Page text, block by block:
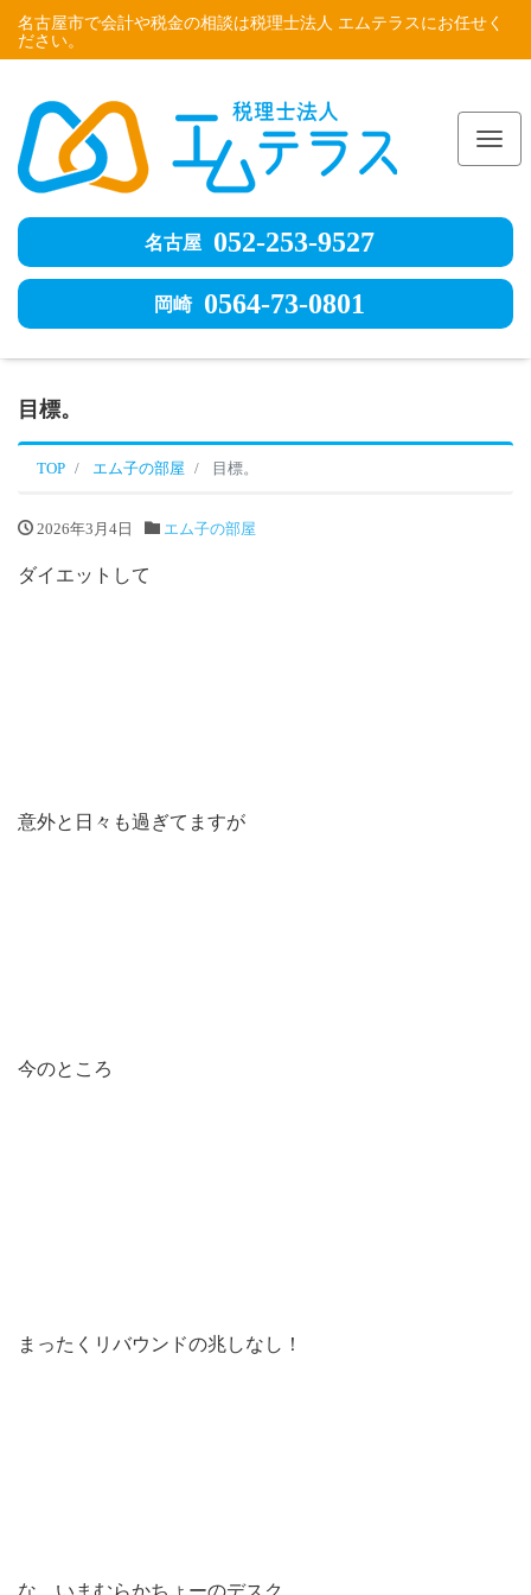
名古屋市で会計や税金の相談は税理士法人 エムテラスにお任せく
ださい。
名古屋 052-253-9527
岡崎 0564-73-0801
目標。
TOP エム子の部屋 目標。
2026年3月4日 エム子の部屋
ダイエットして
意外と日々も過ぎてますが
今のところ
まったくリバウンドの兆しなし！
な、いまむらかちょーのデスク。